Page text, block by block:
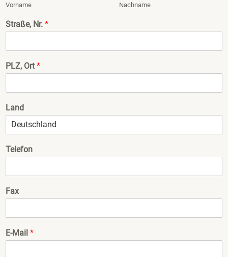
Vorname Nachname
Straße, Nr. *
PLZ, Ort*
Land
Telefon
Fax
E-Mail *